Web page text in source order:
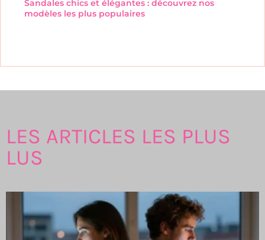
Sandales chics et élégantes : découvrez nos
modèles les plus populaires
LES ARTICLES LES PLUS
LUS